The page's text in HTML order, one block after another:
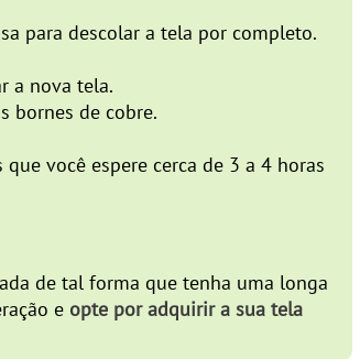
para descolar a tela por completo.
a nova tela.
bornes de cobre.
você espere cerca de 3 a 4 horas
de tal forma que tenha uma longa
e opte por adquirir a sua tela